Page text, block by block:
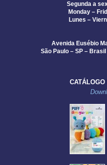
Segunda a
Monday –
Lunes –
Avenida Eusébio
São Paulo – SP –
CATÁLOGO